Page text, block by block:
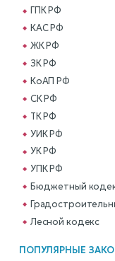
ГПК РФ
КАС РФ
ЖК РФ
ЗК РФ
КоАП РФ
СК РФ
ТК РФ
УИК РФ
УК РФ
УПК РФ
Бюджетный
Лесной кодекс
ПОПУЛЯРНЫЕ